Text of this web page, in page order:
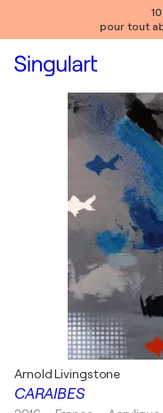
pour tout
CARAIBES
Arnold Livingstone